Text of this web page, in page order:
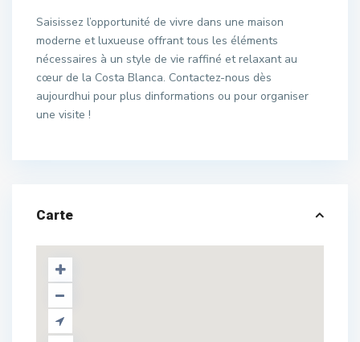
Saisissez l’opportunité de vivre dans une maison
moderne et luxueuse offrant tous les éléments
nécessaires à un style de vie raffiné et relaxant au
cœur de la Costa Blanca. Contactez-nous dès
aujourdhui pour plus dinformations ou pour organiser
une visite !
Carte